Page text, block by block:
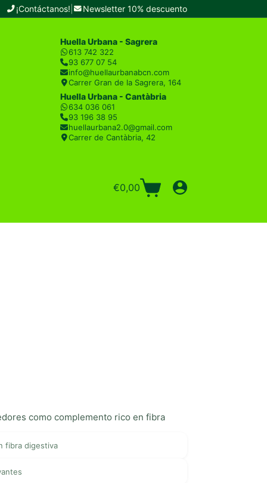
¡Contáctanos! Newsletter 10% descuento
Huella Urbana - Sagrera
613 742 322
93 677 07 54
info@huellaurbanabcn.com
Carrer Gran de la Sagrera, 164
Huella Urbana - Cantàbria
634 036 061
93 196 38 95
huellaurbana2.0@gmail.com
Carrer de Cantàbria, 42
Carro
€0,00
como complemento rico en fibra
fibra digestiva